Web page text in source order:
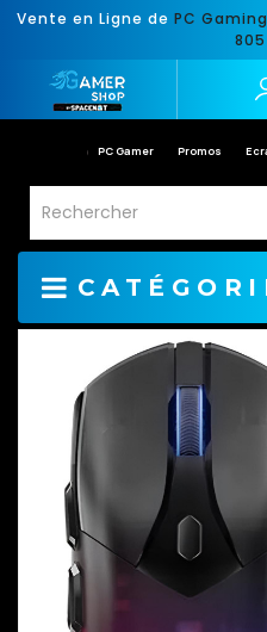
Vente en Ligne de PC Gaming
PC Gamer Promos